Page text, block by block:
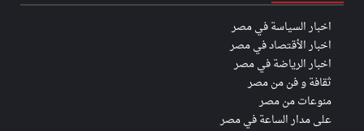
اخبار السياسة في مصر
اخبار الأقتصاد في مصر
اخبار الرياضة في مصر
ثقافة و فن من مصر
منوعات من مصر
على مدار الساعة في مصر